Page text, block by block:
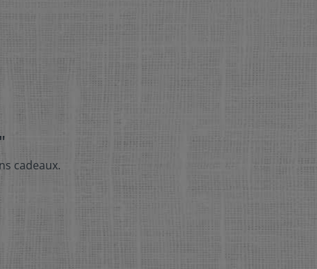
cadeaux.